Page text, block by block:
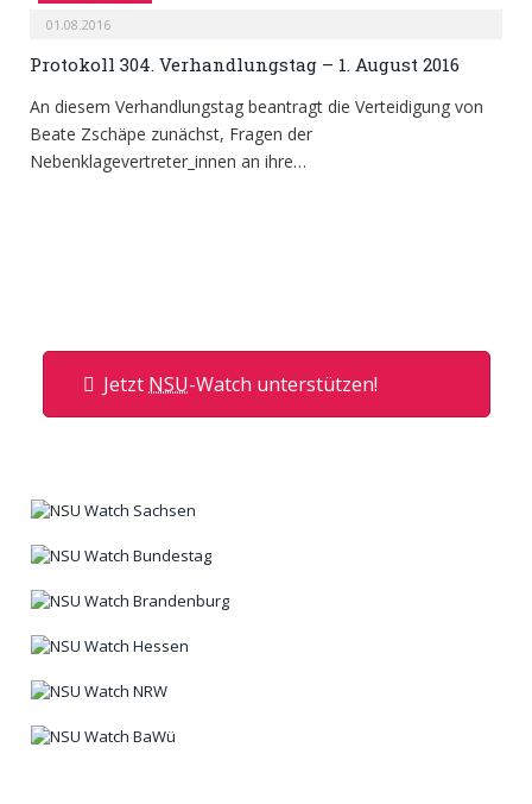
01.08.2016
Protokoll 304. Verhandlungstag – 1. August 2016
An diesem Verhandlungstag beantragt die Verteidigung von
Beate Zschäpe zunächst, Fragen der
Nebenklagevertreter_innen an ihre…
Jetzt NSU-Watch unterstützen!